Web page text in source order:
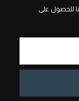
للحصول على